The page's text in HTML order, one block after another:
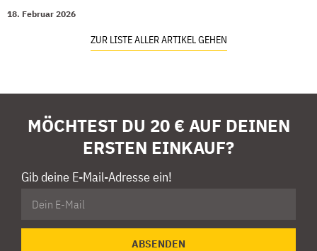
18. Februar 2026
ZUR LISTE ALLER ARTIKEL GEHEN
MÖCHTEST DU 20 € AUF DEINEN
ERSTEN EINKAUF?
Gib deine E-Mail-Adresse ein!
ABSENDEN